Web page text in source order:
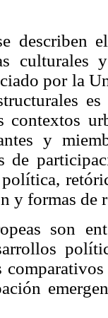
describen
culturales
por la
contextos
y
de
y formas de
son